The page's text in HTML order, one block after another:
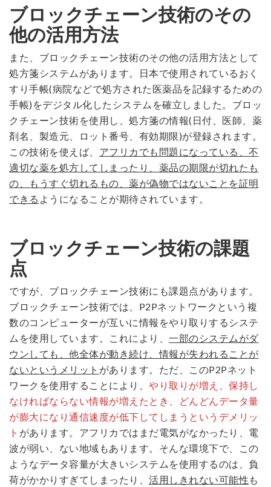
ブロックチェーン技術のその
他の活用方法
また、ブロックチェーン技術のその他の活用方法として
処方箋システムがあります。日本で使用されているおく
すり手帳(病院などで処方された医薬品を記録するための
手帳)をデジタル化したシステムを確立しました。ブロッ
クチェーン技術を使用し、処方箋の情報(日付、医師、薬
剤名、製造元、ロット番号、有効期限)が登録されます。
この技術を使えば、 アフリカでも問題になっている、不
適切な薬を処方してしまったり、薬品の期限が切れたも
の、もうすぐ切れるもの、薬が偽物ではないことを証明
できる ようになることが期待されています。
ブロックチェーン技術の課題
点
ですが、ブロックチェーン技術にも課題点があります。
ブロックチェーン技術では、P2Pネットワークという複
数のコンピューターが互いに情報をやり取りするシステ
ムを使用しています。これにより、 一部のシステムがダ
ウンしても、他全体が動き続け、情報が失われることが
ないというメリット があります。ただ、このP2Pネット
ワークを使用することにより、 やり取りが増え、保持し
なければならない情報が増えたとき、どんどんデータ量
が膨大になり通信速度が低下してしまうというデメリッ
ト があります。アフリカではまだ電気がなかったり、電
波が弱い、ない地域もあります。そんな環境下で、この
ようなデータ容量が大きいシステムを使用するのは、負
荷がかかりすぎてしまったり、 活用しきれない可能性 も